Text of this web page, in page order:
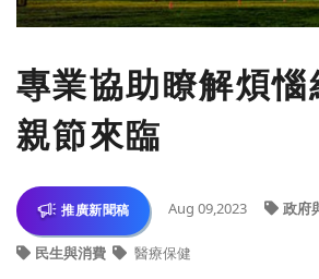
專業協助瞭解煩
親節來臨
推廣新聞稿 Aug 09,2023 政府
民生與消費 醫療保健